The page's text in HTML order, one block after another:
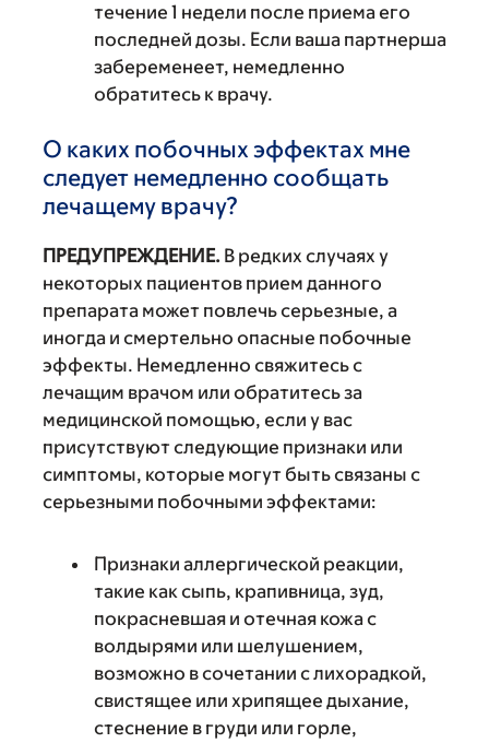
течение 1 недели после приема его
последней дозы. Если ваша партнерша
забеременеет, немедленно
обратитесь к врачу.
О каких побочных эффектах мне
следует немедленно сообщать
лечащему врачу?
ПРЕДУПРЕЖДЕНИЕ. В редких случаях у
некоторых пациентов прием данного
препарата может повлечь серьезные, а
иногда и смертельно опасные побочные
эффекты. Немедленно свяжитесь с
лечащим врачом или обратитесь за
медицинской помощью, если у вас
присутствуют следующие признаки или
симптомы, которые могут быть связаны с
серьезными побочными эффектами:
Признаки аллергической реакции,
такие как сыпь, крапивница, зуд,
покрасневшая и отечная кожа с
волдырями или шелушением,
возможно в сочетании с лихорадкой,
свистящее или хрипящее дыхание,
стеснение в груди или горле,